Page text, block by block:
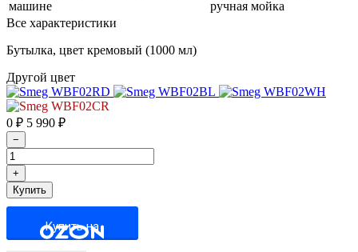
машине
ручная мойка
Все характеристики
Бутылка, цвет кремовый (1000 мл)
Другой цвет
0 ₽ 5 990 ₽
Купить на